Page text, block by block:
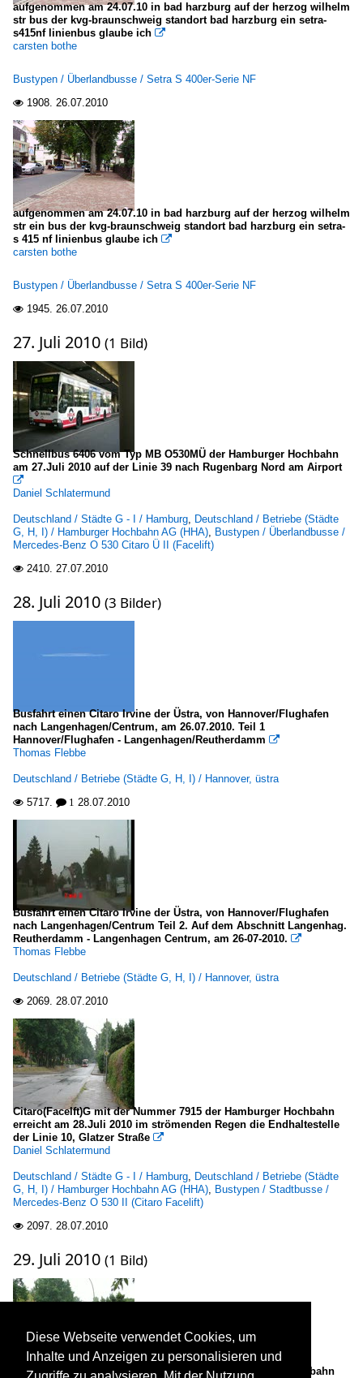
aufgenommen am 24.07.10 in bad harzburg auf der herzog wilhelm
str bus der kvg-braunschweig standort bad harzburg ein setra-
s415nf linienbus glaube ich 
carsten bothe
Bustypen / Überlandbusse / Setra S 400er-Serie NF
 1908. 26.07.2010
aufgenommen am 24.07.10 in bad harzburg auf der herzog wilhelm
str ein bus der kvg-braunschweig standort bad harzburg ein setra-
s 415 nf linienbus glaube ich 
carsten bothe
Bustypen / Überlandbusse / Setra S 400er-Serie NF
 1945. 26.07.2010
27. Juli 2010 (1 Bild)
Schnellbus 6406 vom Typ MB O530MÜ der Hamburger Hochbahn
am 27.Juli 2010 auf der Linie 39 nach Rugenbarg Nord am Airport

Daniel Schlatermund
Deutschland / Städte G - I / Hamburg, Deutschland / Betriebe (Städte
G, H, I) / Hamburger Hochbahn AG (HHA), Bustypen / Überlandbusse /
Mercedes-Benz O 530 Citaro Ü II (Facelift)
 2410. 27.07.2010
28. Juli 2010 (3 Bilder)
Busfahrt einen Citaro Irvine der Üstra, von Hannover/Flughafen
nach Langenhagen/Centrum, am 26.07.2010. Teil 1
Hannover/Flughafen - Langenhagen/Reutherdamm 
Thomas Flebbe
Deutschland / Betriebe (Städte G, H, I) / Hannover, üstra
 5717.  1 28.07.2010
Busfahrt einen Citaro Irvine der Üstra, von Hannover/Flughafen
nach Langenhagen/Centrum Teil 2. Auf dem Abschnitt Langenhag.
Reutherdamm - Langenhagen Centrum, am 26-07-2010. 
Thomas Flebbe
Deutschland / Betriebe (Städte G, H, I) / Hannover, üstra
 2069. 28.07.2010
Citaro(Facelft)G mit der Nummer 7915 der Hamburger Hochbahn
erreicht am 28.Juli 2010 im strömenden Regen die Endhaltestelle
der Linie 10, Glatzer Straße 
Daniel Schlatermund
Deutschland / Städte G - I / Hamburg, Deutschland / Betriebe (Städte
G, H, I) / Hamburger Hochbahn AG (HHA), Bustypen / Stadtbusse /
Mercedes-Benz O 530 II (Citaro Facelift)
 2097. 28.07.2010
29. Juli 2010 (1 Bild)
Citaro(Facelft)G mit der Nummer 7906 der Hamburger Hochbahn
Diese Webseite verwendet Cookies, um
Inhalte und Anzeigen zu personalisieren und